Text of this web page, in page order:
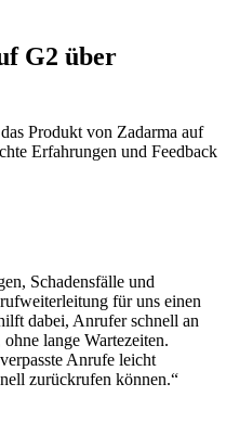
G2 über
Produkt von Zadarma auf
Erfahrungen und Feedback
Schadensfälle und
für uns einen
dabei, Anrufer schnell an
lange Wartezeiten.
Anrufe leicht
zurückrufen können.“